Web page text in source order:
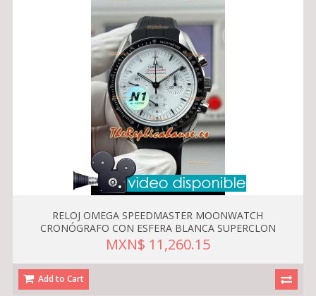
RELOJ OMEGA SPEEDMASTER MOONWATCH
CRONÓGRAFO CON ESFERA BLANCA SUPERCLON
MXN$ 11,260.15
Add to Cart